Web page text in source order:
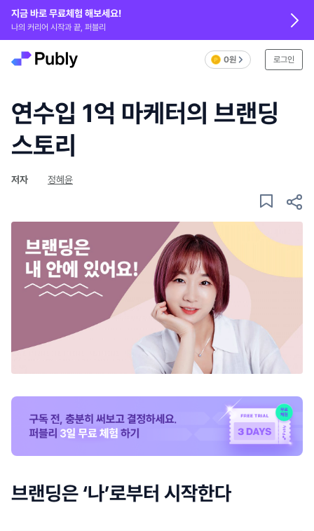
지금 바로 무료체험 해보세요!
나의 커리어 시작과 끝, 퍼블리
0원 로그인
연수입 1억 마케터의 브랜딩
스토리
저자 정혜윤
브랜딩은 ‘나’로부터 시작한다